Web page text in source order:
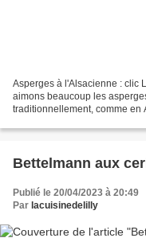
Asperges à l'Alsacienne : clic
aimons beaucoup les
traditionnellement, comme en
Bettelmann aux
Publié le 20/04/2023 à 20:49
Par lacuisinedelilly